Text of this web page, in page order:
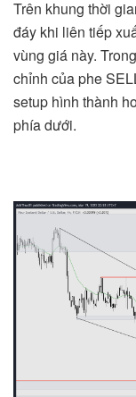
Trên khung thời
đáy khi liên tiếp
vùng giá này.
chỉnh của phe
setup hình thành
phía dưới.